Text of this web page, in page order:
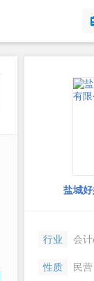
盐城
行业 会
性质 民营